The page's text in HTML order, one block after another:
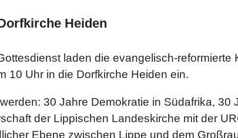
Heiden
laden die evangelisch-
10 Uhr in die Dorfkirche Heiden ein.
30 Jahre Demokratie in Südafrika, 30
der Lippischen Landeskirche mit der
Ebene zwischen Lippe und dem